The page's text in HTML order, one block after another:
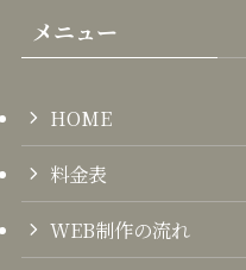
メニュー
HOME
料金表
WEB制作の流れ